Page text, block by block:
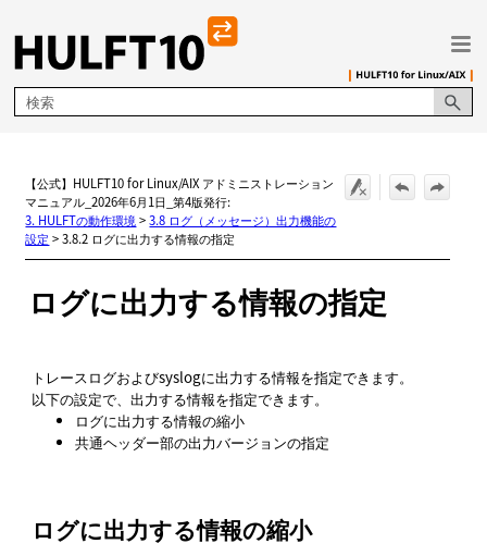
メイン コンテンツにスキップ
【公式】HULFT10 for Linux/AIX アドミニストレーション
マニュアル_2026年6月1日_第4版発行:
3. HULFTの動作環境 >3.8 ログ（メッセージ）出力機能の
設定 >3.8.2 ログに出力する情報の指定
ログに出力する情報の指定
トレースログおよびsyslogに出力する情報を指定できます。
以下の設定で、出力する情報を指定できます。
ログに出力する情報の縮小
共通ヘッダー部の出力バージョンの指定
ログに出力する情報の縮小